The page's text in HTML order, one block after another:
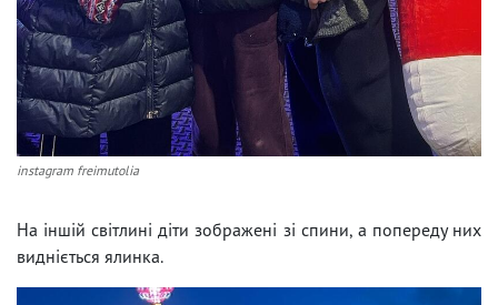
instagram freimutolia
На іншій світлині діти зображені зі спини, а попереду них
видніється ялинка.